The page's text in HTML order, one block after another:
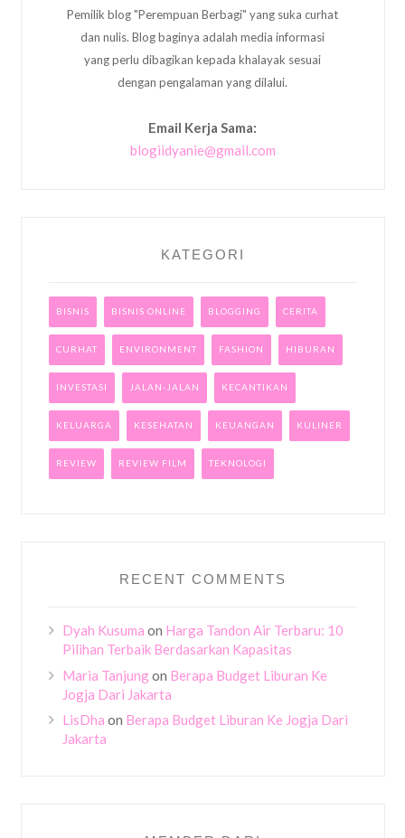
Pemilik blog "Perempuan Berbagi" yang suka curhat
dan nulis. Blog baginya adalah media informasi
yang perlu dibagikan kepada khalayak sesuai
dengan pengalaman yang dilalui.
Email Kerja Sama:
blogiidyanie@gmail.com
KATEGORI
BISNIS BISNIS ONLINE BLOGGING CERITA
CURHAT ENVIRONMENT FASHION HIBURAN
INVESTASI JALAN-JALAN KECANTIKAN
KELUARGA KESEHATAN KEUANGAN KULINER
REVIEW REVIEW FILM TEKNOLOGI
RECENT COMMENTS
Dyah Kusuma on Harga Tandon Air Terbaru: 10
Pilihan Terbaik Berdasarkan Kapasitas
Maria Tanjungon Berapa Budget Liburan Ke
Jogja Dari Jakarta
LisDha on Berapa Budget Liburan Ke Jogja Dari
Jakarta